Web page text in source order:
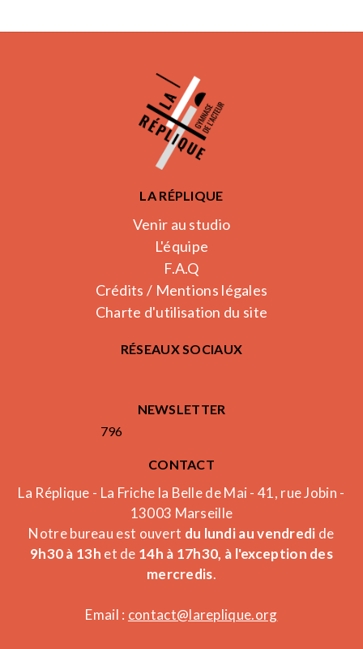
LA RÉPLIQUE
Venir au studio
L'équipe
F.A.Q
Crédits / Mentions légales
Charte d'utilisation du site
RÉSEAUX SOCIAUX
NEWSLETTER
796
CONTACT
La Réplique - La Friche la Belle de Mai - 41, rue Jobin -
13003 Marseille
Notre bureau est ouvert du lundi au vendredi de
9h30 à 13h et de 14h à 17h30, à l'exception des
mercredis.
Email : contact@lareplique.org